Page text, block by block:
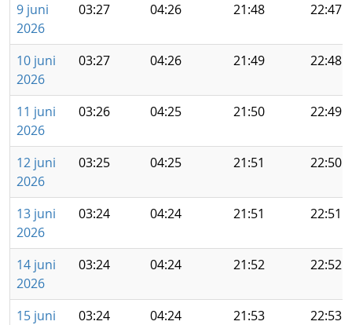
9 juni
2026
03:27 04:26 21:48 22:47
10 juni
2026
03:27 04:26 21:49 22:48
11 juni
2026
03:26 04:25 21:50 22:49
12 juni
2026
03:25 04:25 21:51 22:50
13 juni
2026
03:24 04:24 21:51 22:51
14 juni
2026
03:24 04:24 21:52 22:52
15 juni
03:24 04:24 21:53 22:53